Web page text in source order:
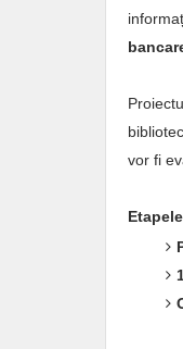
vor fi